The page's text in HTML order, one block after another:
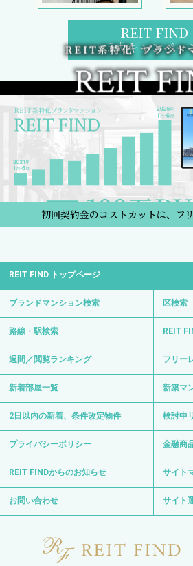
REIT FIND
5大キャンペー
初回契約金のコストカットは、フ
REIT FIND トップページ
ブランドマンション検索 区検索
路線・駅検索 REIT
週間／閲覧ランキング フリー
新着部屋一覧 新築マ
2日以内の新着、条件改定物件 検討中
プライバシーポリシー 金融商
REIT FINDからのお知らせ サイト
お問い合わせ サイト